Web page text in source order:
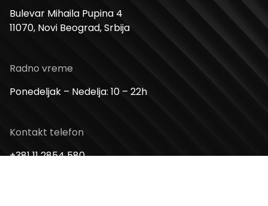
Bulevar Mihaila Pupina 4
11070, Novi Beograd, Srbija
Radno vreme
Ponedeljak – Nedelja: 10 – 22h
Kontakt telefon
+381 11 2854 580